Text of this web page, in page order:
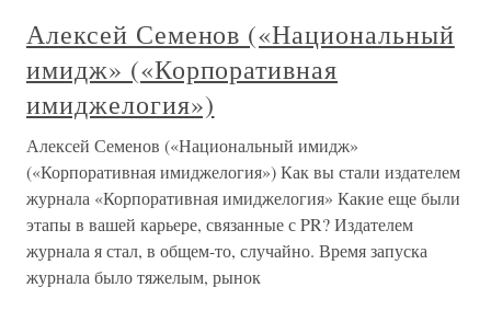
Алексей Семенов («Национальный
имидж» («Корпоративная
имиджелогия»)
Алексей Семенов («Национальный имидж»
(«Корпоративная имиджелогия») Как вы стали издателем
журнала «Корпоративная имиджелогия» Какие еще были
этапы в вашей карьере, связанные с PR? Издателем
журнала я стал, в общем-то, случайно. Время запуска
журнала было тяжелым, рынок